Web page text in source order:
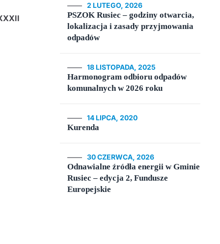
2 LUTEGO, 2026
PSZOK Rusiec – godziny otwarcia,
lokalizacja i zasady przyjmowania
odpadów
18 LISTOPADA, 2025
Harmonogram odbioru odpadów
komunalnych w 2026 roku
14 LIPCA, 2020
Kurenda
30 CZERWCA, 2026
Odnawialne źródła energii w Gminie
Rusiec – edycja 2, Fundusze
Europejskie